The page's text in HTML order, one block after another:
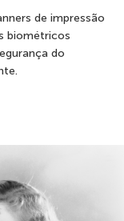
de impressão
biométricos
do